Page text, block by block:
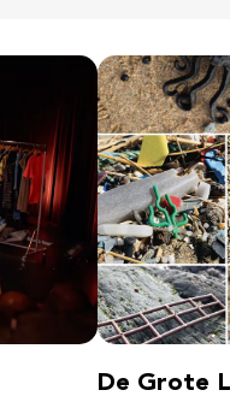
De Grote